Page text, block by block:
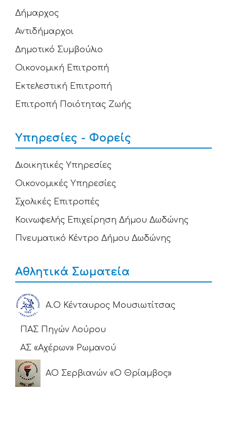
Δήμαρχος
Αντιδήμαρχοι
Δημοτικό Συμβούλιο
Οικονομική Επιτροπή
Εκτελεστική Επιτροπή
Επιτροπή Ποιότητας Ζωής
Υπηρεσίες - Φορείς
Διοικητικές Υπηρεσίες
Οικονομικές Υπηρεσίες
Σχολικές Επιτροπές
Κοινωφελής Επιχείρηση Δήμου Δωδώνης
Πνευματικό Κέντρο Δήμου Δωδώνης
Αθλητικά Σωματεία
Α.Ο Κένταυρος Μουσιωτίτσας
ΠΑΣ Πηγών Λούρου
ΑΣ «Αχέρων» Ρωμανού
ΑΟ Σερβιανών «Ο Θρίαμβος»